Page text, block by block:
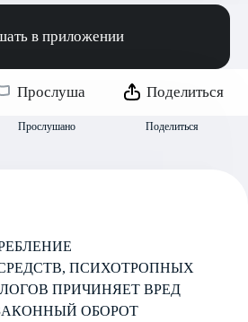
в приложении
Прослушано
Прослушано
Поделиться
Поделиться
ПСИХОТРОПНЫХ
ПРИЧИНЯЕТ ВРЕД
ОБОРОТ